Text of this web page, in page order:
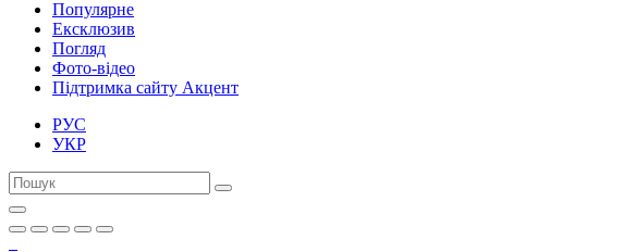
Популярне
Ексклюзив
Погляд
Фото-відео
Підтримка сайту Акцент
РУС
УКР